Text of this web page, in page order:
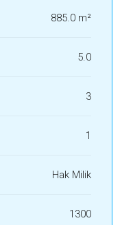
885.0 m²
5.0
3
1
Hak Milik
1300